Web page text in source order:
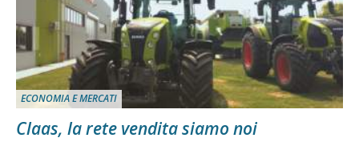
ECONOMIA E MERCATI
Claas, la rete vendita siamo noi